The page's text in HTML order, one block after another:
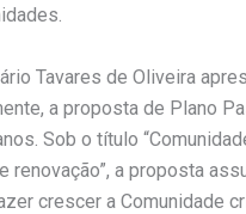
Tavares de Oliveira
a proposta de Plano
Sob o título
renovação”, a proposta
crescer a Comunidade